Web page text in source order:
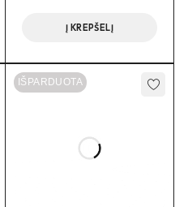
įtempimą ir
pakartotinį suveržimą
Į KREPŠELĮ
IŠPARDUOTA